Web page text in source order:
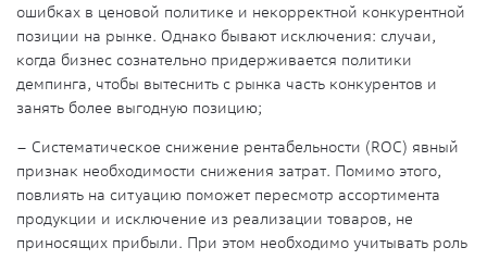
ошибках в ценовой политике и некорректной конкурентной
позиции на рынке. Однако бывают исключения: случаи,
когда бизнес сознательно придерживается политики
демпинга, чтобы вытеснить с рынка часть конкурентов и
занять более выгодную позицию;
– Систематическое снижение рентабельности (ROC) явный
признак необходимости снижения затрат. Помимо этого,
повлиять на ситуацию поможет пересмотр ассортимента
продукции и исключение из реализации товаров, не
приносящих прибыли. При этом необходимо учитывать роль